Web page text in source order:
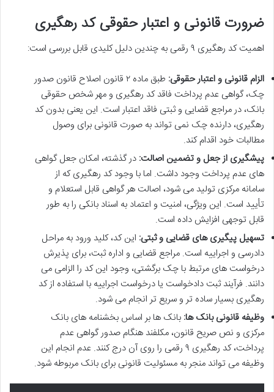
ضرورت قانونی و اعتبار حقوقی کد رهگیری
اهمیت کد رهگیری ۹ رقمی به چندین دلیل کلیدی قابل بررسی است:
الزام قانونی و اعتبار حقوقی:
طبق ماده ۲ قانون اصلاح قانون صدور
چک، گواهی عدم پرداخت فاقد کد رهگیری و مهر شخص حقوقی
بانک، در مراجع قضایی و ثبتی فاقد اعتبار است. این یعنی بدون کد
رهگیری، دارنده چک نمی تواند به صورت قانونی برای وصول
مطالبات خود اقدام کند.
پیشگیری از جعل و تضمین اصالت: در گذشته، امکان جعل گواهی
های عدم پرداخت وجود داشت. اما با وجود کد رهگیری که از
سامانه مرکزی تولید می شود، اصالت هر گواهی قابل استعلام و
تأیید است. این ویژگی، امنیت و اعتماد به اسناد بانکی را به طور
قابل توجهی افزایش داده است.
تسهیل پیگیری های قضایی و ثبتی: این کد، کلید ورود به مراحل
دادرسی و اجراییه است. مراجع قضایی و اداره ثبت، برای پذیرش
درخواست های مرتبط با چک برگشتی، وجود این کد را الزامی می
دانند. فرآیند ثبت دادخواست یا درخواست اجراییه با استفاده از کد
رهگیری بسیار ساده تر و سریع تر انجام می شود.
وظیفه قانونی بانک ها: بانک ها بر اساس بخشنامه های بانک
مرکزی و نص صریح قانون، مکلفند هنگام صدور گواهی عدم
پرداخت، کد رهگیری ۹ رقمی را روی آن درج کنند. عدم انجام این
وظیفه می تواند منجر به مسئولیت قانونی برای بانک مربوطه شود.